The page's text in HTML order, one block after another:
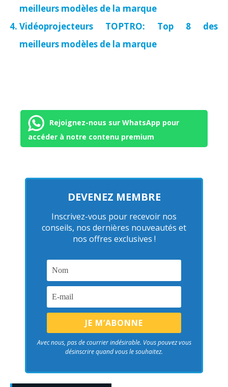
meilleurs modèles de la marque
Vidéoprojecteurs TOPTRO: Top 8 des
meilleurs modèles de la marque
Rejoignez-nous sur WhatsApp pour
accéder à notre contenu premium
DEVENEZ MEMBRE
Inscrivez-vous pour recevoir nos
conseils, nos dernières nouveautés et
nos offres exclusives !
Avec nous, pas de courrier indésirable. Vous pouvez vous
désinscrire quand vous le souhaitez.